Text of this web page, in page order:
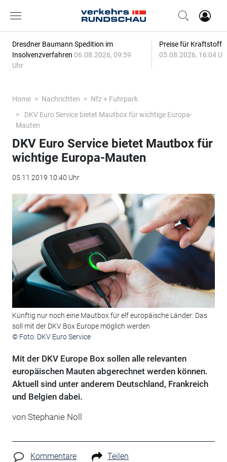
Dresdner Baumann Spedition im
Insolvenzverfahren 06.08.2026, 09:59
Uhr
Preise für
05.08.2026, 16:04
Home Nachrichten
Nfz + Fuhrpark
DKV Euro Service bietet Mautbox für wichtige Europa-
Mauten
DKV Euro Service bietet Mautbox für
wichtige Europa-Mauten
05.11.2019 10:40 Uhr
Künftig nur noch eine Mautbox für elf europäische Länder: Das
soll mit der DKV Box Europe möglich werden
© Foto: DKV Euro Service
Mit der DKV Europe Box sollen alle relevanten
europäischen Mauten abgerechnet werden können.
Aktuell sind unter anderem Deutschland, Frankreich
und Belgien dabei.
von Stephanie Noll
Kommentare Teilen